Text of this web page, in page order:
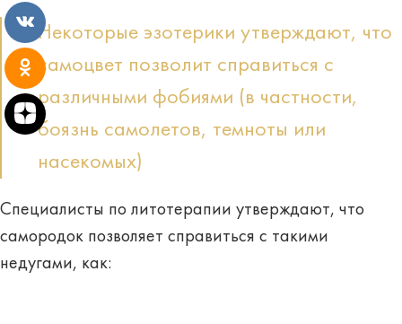
Некоторые эзотерики утверждают, что
самоцвет позволит справиться с
различными фобиями (в частности,
боязнь самолетов, темноты или
насекомых)
Специалисты по литотерапии утверждают, что
самородок позволяет справиться с такими
недугами, как: